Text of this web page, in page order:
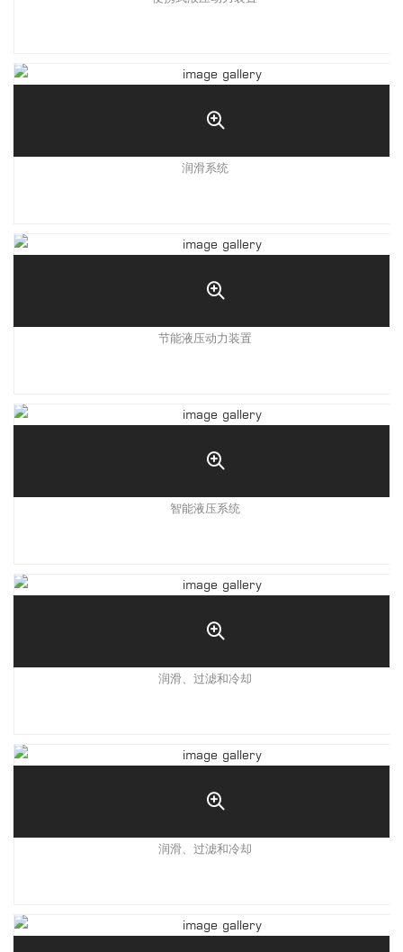
润滑系统
节能液压动力装置
智能液压系统
润滑、过滤和冷却
润滑、过滤和冷却